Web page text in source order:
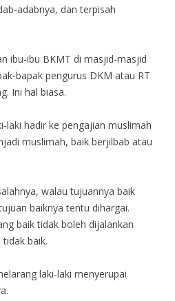
adabnya, dan terpisah
ibu-ibu BKMT di masjid-masjid
bapak pengurus DKM atau RT
Ini hal biasa.
laki hadir ke pengajian muslimah
muslimah, baik berjilbab atau
walau tujuannya baik
baiknya tentu dihargai.
baik tidak boleh dijalankan
baik.